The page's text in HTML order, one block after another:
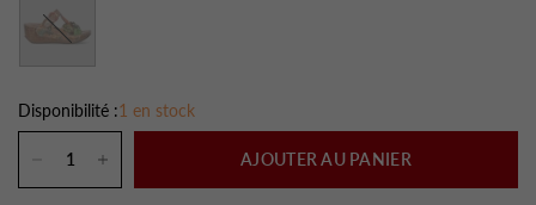
Disponibilité :1 en stock
AJOUTER AU PANIER